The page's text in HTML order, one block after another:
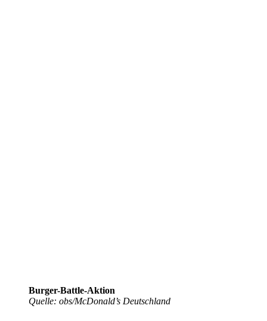
Burger-Battle-Aktion
Quelle: obs/McDonald’s Deutschland